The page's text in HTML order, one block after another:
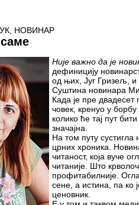
НОВИНАР
Није важно да је
дефиницију
од њих, Југ Гризељ, и
Суштина новинара
Када је пре
човек, кренуо у
колико ће тај пут
значајна.
На том путу сустигла
црних хроника.
читаност, која вуче
читаније. Што
профитабилније.
сене, а истина, па ко
ценовник.